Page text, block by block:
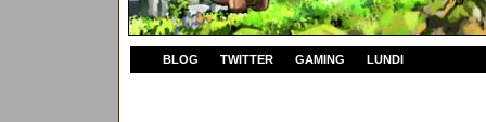
BLOG TWITTER GAMING LUNDI